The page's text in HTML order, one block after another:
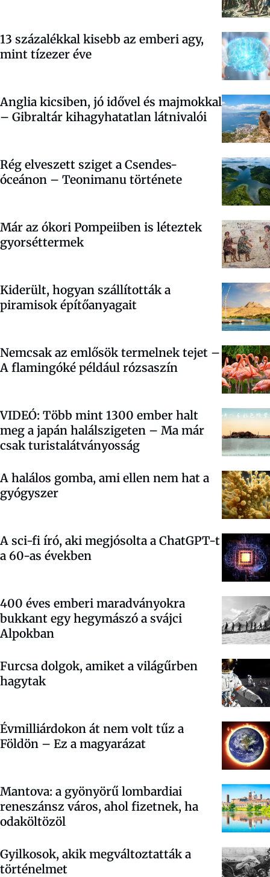
13 százalékkal kisebb az emberi agy,
mint tízezer éve
Anglia kicsiben, jó idővel és majmokkal
– Gibraltár kihagyhatatlan látnivalói
Rég elveszett sziget a Csendes-
óceánon – Teonimanu története
Már az ókori Pompeiiben is léteztek
gyorséttermek
Kiderült, hogyan szállították a
piramisok építőanyagait
Nemcsak az emlősök termelnek tejet –
A flamingóké például rózsaszín
VIDEÓ: Több mint 1300 ember halt
meg a japán halálszigeten – Ma már
csak turistalátványosság
A halálos gomba, ami ellen nem hat a
gyógyszer
A sci-fi író, aki megjósolta a ChatGPT-t
a 60-as években
400 éves emberi maradványokra
bukkant egy hegymászó a svájci
Alpokban
Furcsa dolgok, amiket a világűrben
hagytak
Évmilliárdokon át nem volt tűz a
Földön – Ez a magyarázat
Mantova: a gyönyörű lombardiai
reneszánsz város, ahol fizetnek, ha
odaköltözöl
Gyilkosok, akik megváltoztatták a
történelmet